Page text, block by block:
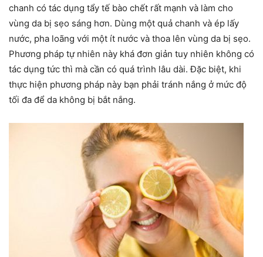
chanh có tác dụng tẩy tế bào chết rất mạnh và làm cho
vùng da bị sẹo sáng hơn. Dùng một quả chanh và ép lấy
nước, pha loãng với một ít nước và thoa lên vùng da bị sẹo.
Phương pháp tự nhiên này khá đơn giản tuy nhiên không có
tác dụng tức thì mà cần có quá trình lâu dài. Đặc biệt, khi
thực hiện phương pháp này bạn phải tránh nắng ở mức độ
tối đa để da không bị bắt nắng.